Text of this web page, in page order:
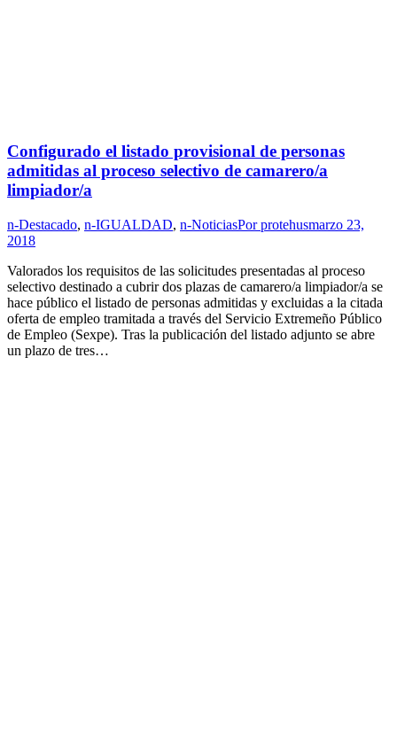
Configurado el listado provisional de personas
admitidas al proceso selectivo de camarero/a
limpiador/a
n-Destacado, n-IGUALDAD, n-NoticiasPorprotehusmarzo 23,
2018
Valorados los requisitos de las solicitudes presentadas al proceso
selectivo destinado a cubrir dos plazas de camarero/a limpiador/a se
hace público el listado de personas admitidas y excluidas a la citada
oferta de empleo tramitada a través del Servicio Extremeño Público
de Empleo (Sexpe). Tras la publicación del listado adjunto se abre
un plazo de tres…